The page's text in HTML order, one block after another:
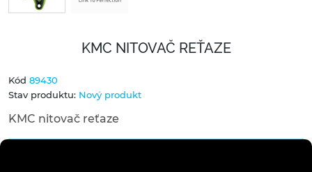
KMC NITOVAČ REŤAZE
Kód 89430
Stav produktu: Nový produkt
KMC nitovač reťaze